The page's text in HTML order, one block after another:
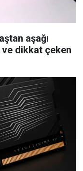
aşağı
dikkat çeken